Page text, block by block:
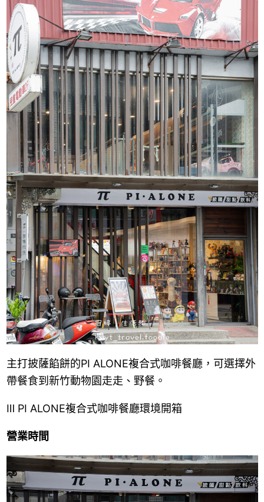
主打披薩餡餅的PI ALONE複合式咖啡餐廳，可選擇外
帶餐食到新竹動物園走走、野餐。
Ⅲ PI ALONE複合式咖啡餐廳環境開箱
營業時間